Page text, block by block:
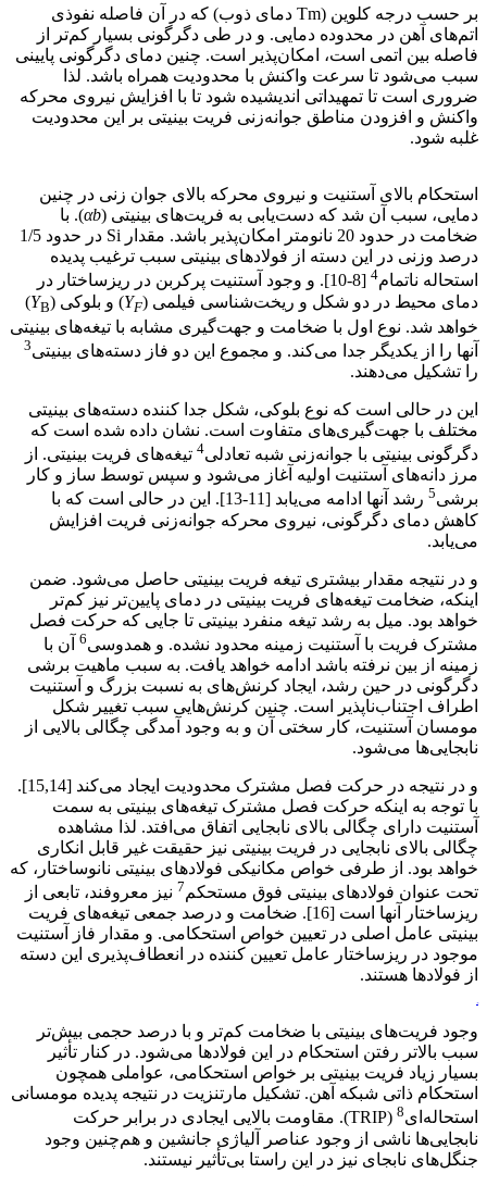
بر حسب درجه کلوین (Tm دمای ذوب) که در آن فاصله نفوذی
اتم‌های آهن در محدوده دمایی. و در طی دگرگونی بسیار کم‌تر از
فاصله بین اتمی است، امکان‌پذیر است. چنین دمای دگرگونی پایینی
سبب می‌شود تا سرعت واکنش با محدودیت همراه باشد. لذا
ضروری است تا تمهیداتی اندیشیده شود تا با افزایش نیروی محرکه
واکنش و افزودن مناطق جوانه‌زنی فریت بینیتی بر این محدودیت
غلبه شود.
استحکام بالای آستنیت و نیروی محرکه بالای جوان زنی در چنین
دمایی، سبب آن شد که دست‌یابی به فریت‌های بینیتی (αb). با
ضخامت در حدود 20 نانومتر امکان‌پذیر باشد. مقدار Si در حدود 1/5
درصد وزنی در این دسته از فولادهای بینیتی سبب ترغیب پدیده
استحاله ناتمام4
[8-10]. و وجود آستنیت پرکربن در ریزساختار در
دمای محیط در دو شکل و ریخت‌شناسی فیلمی ( YF ) و بلوکی ( YB
)
خواهد شد. نوع اول با ضخامت و جهت‌گیری مشابه با تیغه‌های بینیتی
آنها را از یکدیگر جدا می‌کند. و مجموع این دو فاز دسته‌های بینیتی3
را تشکیل می‌دهند.
این در حالی است که نوع بلوکی، شکل جدا کننده دسته‌های بینیتی
مختلف با جهت‌گیری‌های متفاوت است. نشان داده شده است که
دگرگونی بینیتی با جوانه‌زنی شبه تعادلی4 تیغه‌های فریت بینیتی. از
مرز دانه‌های آستنیت اولیه آغاز می‌شود و سپس توسط ساز و کار
برشی5
رشد آنها ادامه می‌یابد [11-13]. این در حالی است که با
کاهش دمای دگرگونی، نیروی محرکه جوانه‌زنی فریت افزایش
می‌یابد.
و در نتیجه مقدار بیشتری تیغه فریت بینیتی حاصل می‌شود. ضمن
اینکه، ضخامت تیغه‌های فریت بینیتی در دمای پایین‌تر نیز کم‌تر
خواهد بود. میل به رشد تیغه منفرد بینیتی تا جایی که حرکت فصل
مشترک فریت با آستنیت زمینه محدود نشده. و همدوسی6 آن با
زمینه از بین نرفته باشد ادامه خواهد یافت. به سبب ماهیت برشی
دگرگونی در حین رشد، ایجاد کرنش‌های به نسبت بزرگ و آستنیت
اطراف اجتناب‌ناپذیر است. چنین کرنش‌هایی سبب تغییر شکل
مومسان آستنیت، کار سختی آن و به وجود آمدگی چگالی بالایی از
نابجایی‌ها می‌شود.
و در نتیجه در حرکت فصل مشترک محدودیت ایجاد می‌کند [15,14].
با توجه به اینکه حرکت فصل مشترک تیغه‌های بینیتی به سمت
آستنیت دارای چگالی بالای نابجایی اتفاق می‌افتد. لذا مشاهده
چگالی بالای نابجایی در فریت بینیتی نیز حقیقت غیر قابل انکاری
خواهد بود. از طرفی خواص مکانیکی فولادهای بینیتی نانوساختار، که
تحت عنوان فولادهای بینیتی فوق مستحکم 7 نیز معروفند، تابعی از
ریزساختار آنها است [16]. ضخامت و درصد جمعی تیغه‌های فریت
بینیتی عامل اصلی در تعیین خواص استحکامی. و مقدار فاز آستنیت
موجود در ریزساختار عامل تعیین کننده در انعطاف‌پذیری این دسته
از فولادها هستند.
وجود فریت‌های بینیتی با ضخامت کم‌تر و با درصد حجمی بیش‌تر
سبب بالاتر رفتن استحکام در این فولادها می‌شود. در کنار تأثیر
بسیار زیاد فریت بینیتی بر خواص استحکامی، عواملی همچون
استحکام ذاتی شبکه آهن. تشکیل مارتنزیت در نتیجه پدیده مومسانی
استحاله‌ای8
(TRIP). مقاومت بالایی ایجادی در برابر حرکت
نابجایی‌ها ناشی از وجود عناصر آلیاژی جانشین و هم‌چنین وجود
جنگل‌های نابجای نیز در این راستا بی‌تأثیر نیستند.